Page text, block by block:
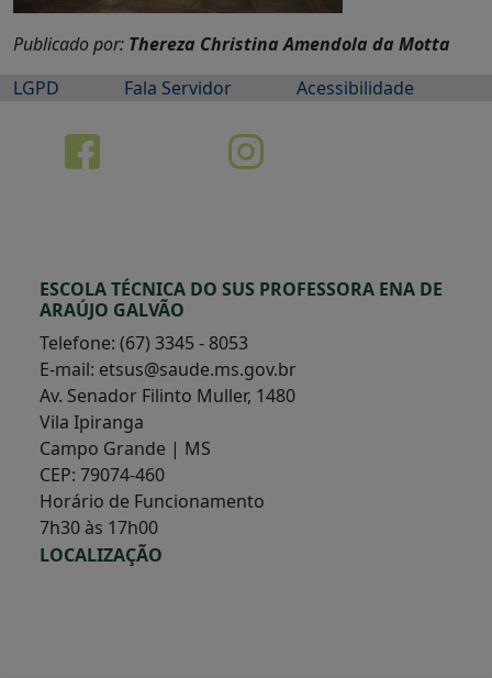
Publicado por: Thereza Christina Amendola da Motta
LGPD
Fala Servidor Acessibilidade
ESCOLA TÉCNICA DO SUS PROFESSORA ENA DE
ARAÚJO GALVÃO
Telefone: (67) 3345 - 8053
E-mail: etsus@saude.ms.gov.br
Av. Senador Filinto Muller, 1480
Vila Ipiranga
Campo Grande | MS
CEP: 79074-460
Horário de Funcionamento
7h30 às 17h00
LOCALIZAÇÃO